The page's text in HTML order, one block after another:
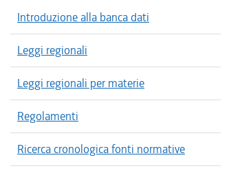
Introduzione alla banca dati
Leggi regionali
Leggi regionali per materie
Regolamenti
Ricerca cronologica fonti normative